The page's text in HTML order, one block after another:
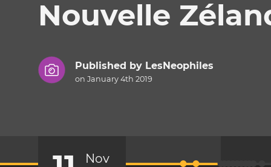
Nouvelle
Published by LesNeophiles
on January 4th 2019
Nov